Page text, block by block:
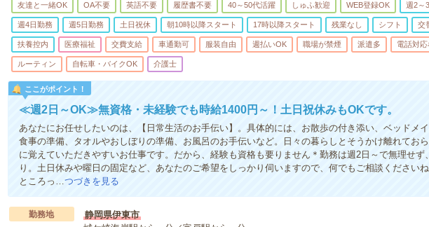
友達と一緒OK OA不要 英語不要 履歴書不要 40～50代活躍 しゅふ歓迎 WEB登録OK 週2～
週4日勤務 週5日勤務 土日祝休 朝10時以降スタート 17時以降スタート 残業なし シフト 交
扶養控内 医療福祉 交費支給 車通勤可 服装自由 週払いOK 職場が禁煙 派遣多 電話対応
ルーティン 自転車・バイクOK 介護士
ここがポイント！
≪週2日～OK≫無資格・未経験でも時給1400円～！土日祝休みもOKです。
あなたにお任せしたいのは、【日常生活のお手伝い】。具体的には、お散歩の付き添い、ベッドメイ
食事の準備、タオルやおしぼりの準備、お風呂のお手伝いなど。日々の暮らしとそうかけ離れてお
に覚えていただきやすいお仕事です。だから、経験も資格も要りません＊勤務は週2日～で無理せず
り。土日休みや曜日の固定など、あなたのご希望をしっかり伺いますので、何でもご相談くださいね
ところっ…つづきを見る
勤務地
静岡県伊東市